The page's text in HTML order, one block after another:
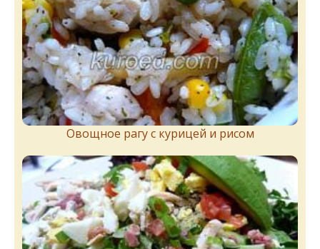
Овощное рагу с курицей и рисом